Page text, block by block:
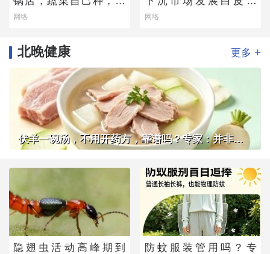
肉从盐池拉，毛肚当天
网络
——老北京味道的县域
网络
北晚健康 更多 +
伏羊一碗汤，不用开药方，靠谱吗？专家：并非人人适用
隐翅虫活动高峰期到
防蚊服装管用吗？专